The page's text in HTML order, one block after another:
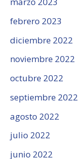
febrero 2023
diciembre 2022
noviembre 2022
octubre 2022
septiembre 2022
agosto 2022
julio 2022
junio 2022